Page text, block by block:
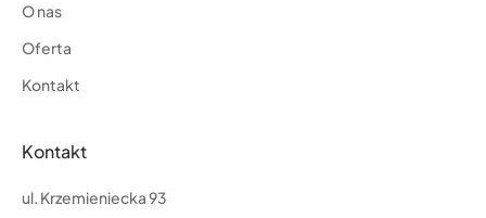
O nas
Oferta
Kontakt
Kontakt
ul. Krzemieniecka 93